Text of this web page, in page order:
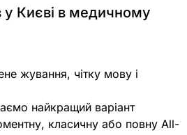
у Києві в медичному
жування, чітку мову і
найкращий варіант
класичну або повну All-